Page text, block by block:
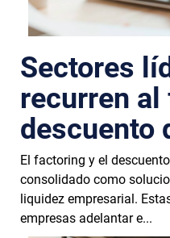
Sectores
recurren al
descuento
El factoring y el
consolidado como
liquidez empresarial.
empresas adelantar e...